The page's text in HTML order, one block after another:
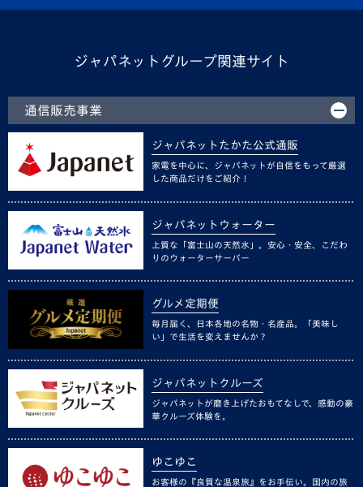
ジャパネットグループ関連サイト
通信販売事業
ジャパネットたかた公式通販
家電を中心に、ジャパネットが自信をもって厳選
した商品だけをご紹介！
ジャパネットウォーター
上質な「富士山の天然水」。安心・安全、こだわ
りのウォーターサーバー
グルメ定期便
毎月届く、日本各地の名物・名産品。「美味し
い」で生活を変えませんか？
ジャパネットクルーズ
ジャパネットが磨き上げたおもてなしで、感動の豪
華クルーズ体験を。
ゆこゆこ
お客様の『良質な温泉旅』をお手伝い。国内の旅